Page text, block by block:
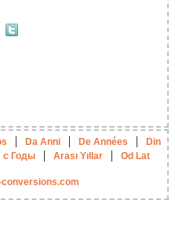
| Da Anni | De Années |
Din
с Годы | Arası Yıllar | Od Lat